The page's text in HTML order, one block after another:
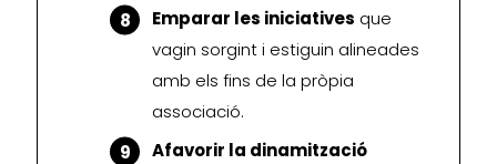
Emparar les iniciatives que
vagin sorgint i estiguin alineades
amb els fins de la pròpia
associació.
Afavorir la dinamització